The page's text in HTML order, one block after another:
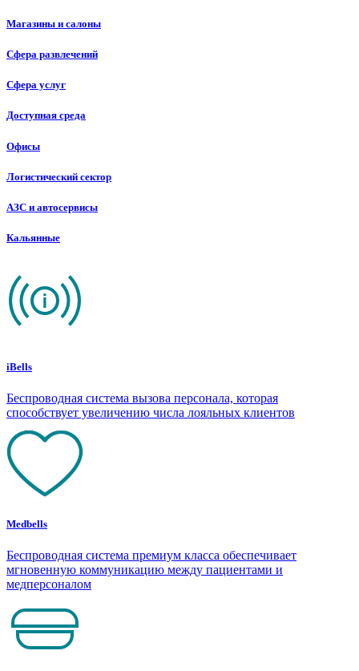
Магазины и салоны
Сфера развлечений
Сфера услуг
Доступная среда
Офисы
Логистический сектор
АЗС и автосервисы
Кальянные
iBells
Беспроводная система вызова персонала, которая
способствует увеличению числа лояльных клиентов
Medbells
Беспроводная система премиум класса обеспечивает
мгновенную коммуникацию между пациентами и
медперсоналом